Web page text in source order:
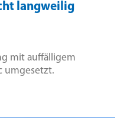
langweilig
mit auffälligem
umgesetzt.